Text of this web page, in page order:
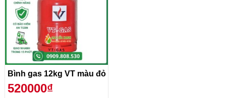
Bình gas 12kg VT màu đỏ
520000₫